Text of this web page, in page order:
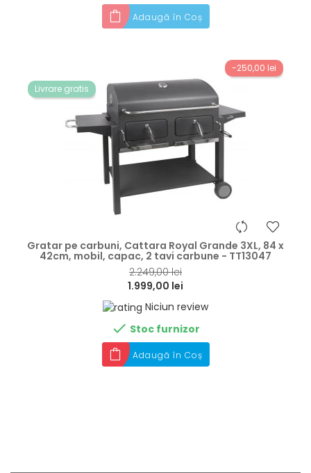
Adaugă în Coș
-250,00 lei
Livrare gratis
Gratar pe carbuni, Cattara Royal Grande 3XL, 84 x
42cm, mobil, capac, 2 tavi carbune - TT13047
2.249,00 lei
1.999,00 lei
Niciun review
 Stoc furnizor
Adaugă în Coș